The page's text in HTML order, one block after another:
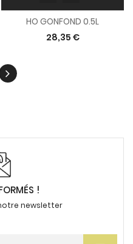
HO GONFOND 0.5L
28,35 €
!
newsletter